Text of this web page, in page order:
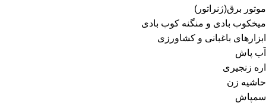
موتور برق(ژنراتور)
میخکوب بادی و منگنه کوب بادی
ابزارهای باغبانی و کشاورزی
آب پاش
اره زنجیری
حاشیه زن
سمپاش